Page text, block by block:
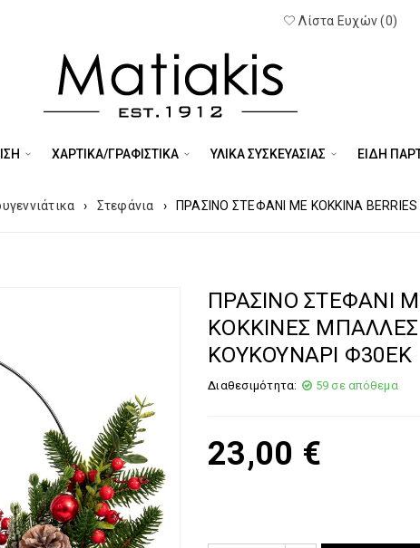
Λίστα Ευχών (0)
ΧΑΡΤΙΚΑ/ΓΡΑΦΙΣΤΙΚΑ ΥΛΙΚΑ ΣΥΣΚΕΥΑΣΙΑΣ ΕΊΔΗ
› Στεφάνια › ΠΡΑΣΙΝΟ ΣΤΕΦΑΝΙ ΜΕ ΚΟΚΚΙΝΑ
ΠΡΑΣΙΝΟ ΣΤΕΦΑΝΙ
ΚΟΚΚΙΝΕΣ
ΚΟΥΚΟΥΝΑΡΙ Φ30ΕΚ
Διαθεσιμότητα: 59 σε απόθεμα
23,00 €